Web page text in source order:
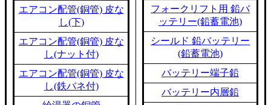
エアコン配管(銅管) 皮な
し(下)
エアコン配管(銅管) 皮な
し(ナット付)
エアコン配管(銅管) 皮な
し(鉄バネ付)
フォークリフト用 鉛バ
ッテリー(鉛蓄電池)
シールド 鉛バッテリー
(鉛蓄電池)
バッテリー端子鉛
バッテリー内層鉛